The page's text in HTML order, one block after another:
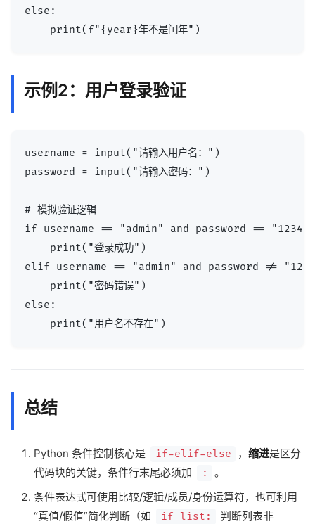
else:
示例2：用户登录验证
username = input("请输入用户名：")
password = input("请输入密码：")
# 模拟验证逻辑
if username == "admin" and password ==
    print("登录成功")
elif username == "admin" and password !=
    print("密码错误")
else:
总结
Python 条件控制核心是 if-elif-else ，缩进是区分
代码块的关键，条件行末尾必须加
:
。
条件表达式可使用比较/逻辑/成员/身份运算符，也可利用
“真值/假值”简化判断（如
if list:
判断列表非